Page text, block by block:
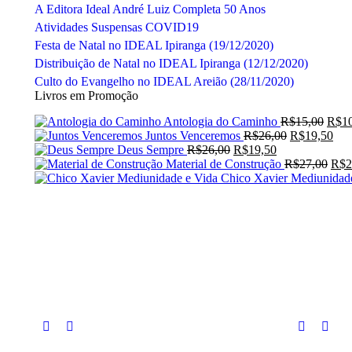
A Editora Ideal André Luiz Completa 50 Anos
Atividades Suspensas COVID19
Festa de Natal no IDEAL Ipiranga (19/12/2020)
Distribuição de Natal no IDEAL Ipiranga (12/12/2020)
Culto do Evangelho no IDEAL Areião (28/11/2020)
Livros em Promoção
Antologia do Caminho R$15,00 O
preço
era:
R$
Juntos Venceremos R$26,00 O
original
era:
R$19,50O
é:
Deus Sempre R$26,00 O
preço
original
R$19,50O
preço
atual
Material de Construção R$27,00 O
R$
Chico Xavier